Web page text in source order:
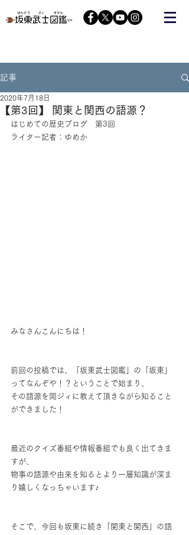
記事
【第3回】 関東と関西の語源？
2020年7月18日
はじめての歴史ブログ　第3回
ライター記者：ゆめか
みなさんこんにちは！
前回の投稿では、「坂東武士図鑑」の「坂東」
ってなんぞや！？ということで始まり、
その語源を岡ジィに教えて頂きながら知ること
ができました！
最近のクイズ番組や情報番組でも良く出てきま
すが、
物事の語源や由来を知るとより一層知識が深ま
り嬉しくなっちゃいます♪
そこで、今回も坂東に続き「関東と関西」の語